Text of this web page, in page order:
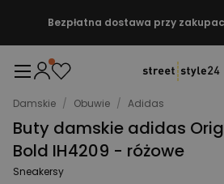
Bezpłatna dostawa przy
Damskie / Obuwie / Adidas
Buty damskie adidas
Bold IH4209 - różowe
Sneakersy